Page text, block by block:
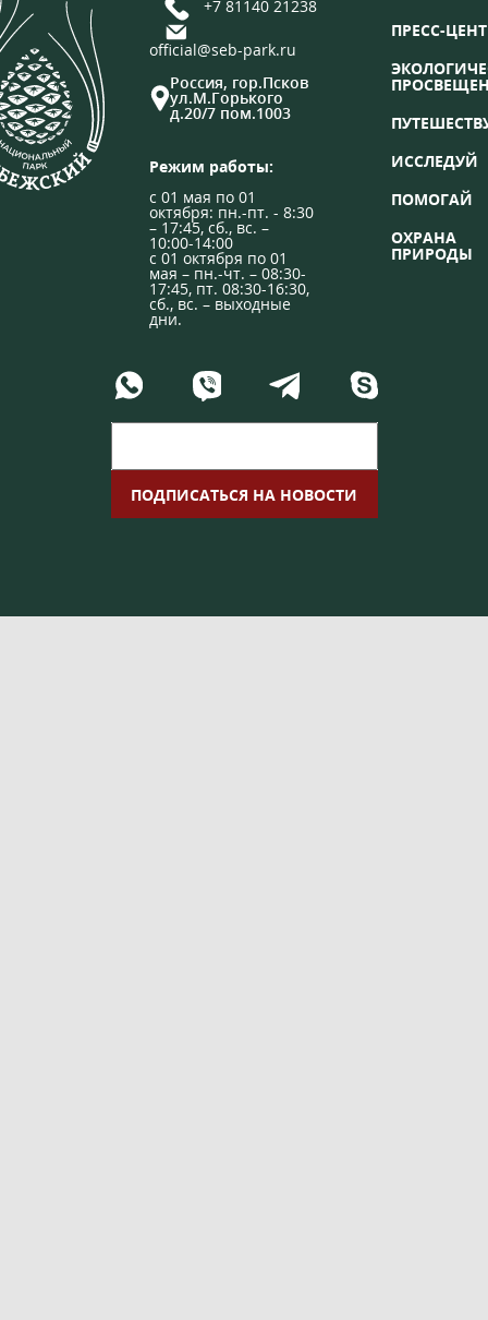
+7 81140 21238
official@seb-park.ru
Россия, гор.Псков
ул.М.Горького
д.20/7 пом.1003
Режим работы:
с 01 мая по 01
октября: пн.-пт. - 8:30
– 17:45, сб., вс. –
10:00-14:00
с 01 октября по 01
мая – пн.-чт. – 08:30-
17:45, пт. 08:30-16:30,
сб., вс. – выходные
дни.
ПРЕСС-
ИССЛЕДУЙ
ПОМОГАЙ
ОХРАНА
ПРИРОДЫ